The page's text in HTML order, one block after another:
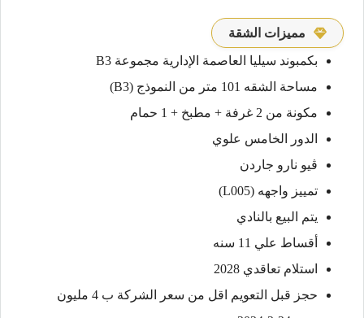
مميزات الشقة
بكمبوند سيليا العاصمة الإدارية مجموعة B3
مساحة الشقه 101 متر من النموذج (B3)
مكونة من 2 غرفة + مطبخ + 1 حمام
الدور الخامس علوي
ڤيو نارو جاردن
تمييز واجهه (L005)
يتم البيع بالنادي
أقساط علي 11 سنه
استلام تعاقدي 2028
حجز قبل التعويم اقل من سعر الشركة ب 4 مليون